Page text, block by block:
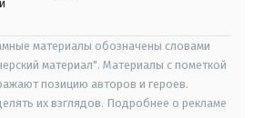
материалы обозначены словами
материал". Материалы с пометкой
позицию авторов и героев.
их взглядов. Подробнее о рекламе